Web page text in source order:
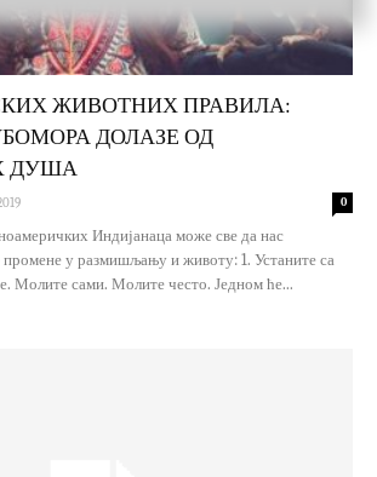
ЖИВОТНИХ ПРАВИЛА:
ДОЛАЗЕ ОД
ДУША
0
Индијанаца може све да нас
у размишљању и животу: 1. Устаните са
Молите сами. Молите често. Једном ће...